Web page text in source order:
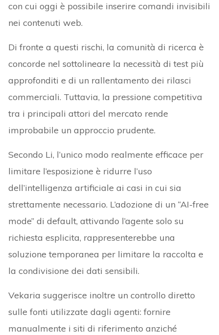
con cui oggi è possibile inserire comandi invisibili
nei contenuti web.
Di fronte a questi rischi, la comunità di ricerca è
concorde nel sottolineare la necessità di test più
approfonditi e di un rallentamento dei rilasci
commerciali. Tuttavia, la pressione competitiva
tra i principali attori del mercato rende
improbabile un approccio prudente.
Secondo Li, l’unico modo realmente efficace per
limitare l’esposizione è ridurre l’uso
dell’intelligenza artificiale ai casi in cui sia
strettamente necessario. L’adozione di un “AI-free
mode” di default, attivando l’agente solo su
richiesta esplicita, rappresenterebbe una
soluzione temporanea per limitare la raccolta e
la condivisione dei dati sensibili.
Vekaria suggerisce inoltre un controllo diretto
sulle fonti utilizzate dagli agenti: fornire
manualmente i siti di riferimento anziché